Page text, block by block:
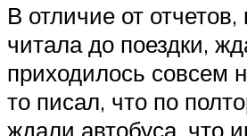
В отличие от отчетов,
читала до поездки,
приходилось совсем
то писал, что по
ждали автобуса, что